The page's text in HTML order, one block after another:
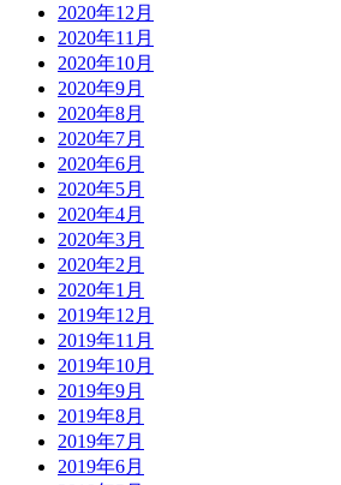
2020年12月
2020年11月
2020年10月
2020年9月
2020年8月
2020年7月
2020年6月
2020年5月
2020年4月
2020年3月
2020年2月
2020年1月
2019年12月
2019年11月
2019年10月
2019年9月
2019年8月
2019年7月
2019年6月